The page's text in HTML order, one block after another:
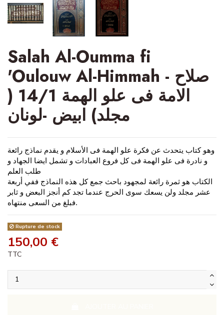
Salah Al-Oumma fi
'Oulouw Al-Himmah - صلاح
الامة فى علو الهمة 14/1 (
مجلد) ابيض -لونان
وهو كتاب يتحدث عن فكرة علو الهمة فى الأسلام و يقدم نماذج رائعة
و نادرة فى علو الهمة فى كل فروع العبادات و تشمل ايضا الجهاد و
طلب العلم
الكتاب هو ثمرة رائعة لمجهود باحث جمع كل هذه النماذج ففي أربعة
عشر مجلد ولن يسعك سوى الحرج عندما تجد كم أنجز البعض و ثابر
فبلغ من السعى منتهاه.
Rupture de stock
150,00 €
TTC